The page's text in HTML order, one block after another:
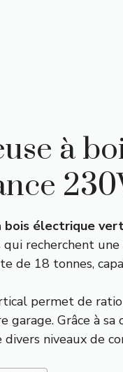
à
bois électrique
qui recherchent
de 18 tonnes,
permet de
garage. Grâce à
niveaux de